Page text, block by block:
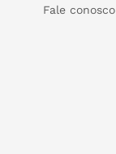
Fale conosco